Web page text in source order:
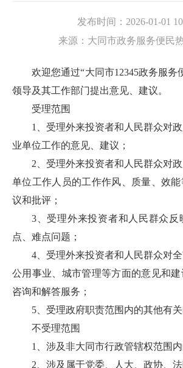
发布时间： 2026-01-01
来源： 大同市政务服务便民
欢迎您通过“大同市12345政务服务
领导及其工作部门提出意见、建议。
受理范围
1、受理外来投资者和人民群众对
业单位工作的意见、建议；
2、受理外来投资者和人民群众对
单位工作人员的工作作风、质量、效
议和批评；
3、受理外来投资者和人民群众反
点、难点问题；
4、受理外来投资者和人民群众对
公用事业、城市管理等方面的意见和
咨询和解答服务；
5、受理政府职责范围内的其他有关
不受理范围
1、涉及非大同市行政管辖权范围内
2、涉及属于党委、人大、政协、